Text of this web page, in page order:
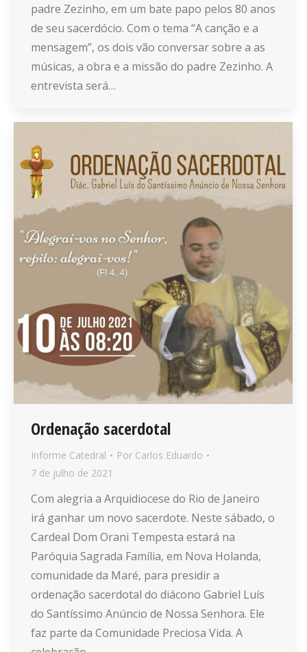
padre Zezinho, em um bate papo pelos 80 anos
de seu sacerdócio. Com o tema “A canção e a
mensagem”, os dois vão conversar sobre a as
músicas, a obra e a missão do padre Zezinho. A
entrevista será…
Ordenação sacerdotal
Informe Catedral Por Carlos Eduardo
7 de julho de 2021
Com alegria a Arquidiocese do Rio de Janeiro
irá ganhar um novo sacerdote. Neste sábado, o
Cardeal Dom Orani Tempesta estará na
Paróquia Sagrada Família, em Nova Holanda,
comunidade da Maré, para presidir a
ordenação sacerdotal do diácono Gabriel Luís
do Santíssimo Anúncio de Nossa Senhora. Ele
faz parte da Comunidade Preciosa Vida. A